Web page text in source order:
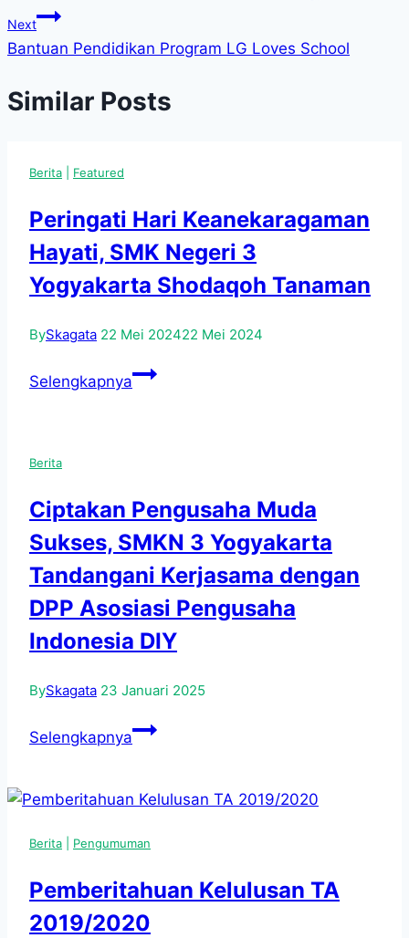
Next
Bantuan Pendidikan Program LG Loves School
Similar Posts
Berita Featured
Peringati Hari Keanekaragaman
Hayati, SMK Negeri 3
Yogyakarta Shodaqoh Tanaman
BySkagata 22 Mei 202422 Mei 2024
SelengkapnyaPeringati
3
Yogyakarta
Shodaqoh
Tanaman
Berita
Ciptakan Pengusaha Muda
Sukses, SMKN 3 Yogyakarta
Tandangani Kerjasama dengan
DPP Asosiasi Pengusaha
Indonesia DIY
BySkagata 23 Januari 2025
SelengkapnyaCiptakan
Sukses,
3
Tandangani
Kerjasama
Berita Pengumuman
Pemberitahuan Kelulusan TA
2019/2020